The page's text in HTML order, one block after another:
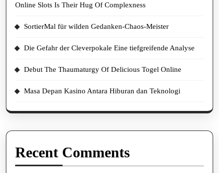
Online Slots Is Their Hug Of Complexness
SortierMal für wilden Gedanken-Chaos-Meister
Die Gefahr der Cleverpokale Eine tiefgreifende Analyse
Debut The Thaumaturgy Of Delicious Togel Online
Masa Depan Kasino Antara Hiburan dan Teknologi
Recent Comments